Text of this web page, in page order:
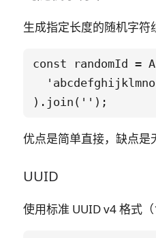
生成指定长度的随机字符
const randomId
优点是简单直接，缺点是
UUID
使用标准 UUID v4 格式（